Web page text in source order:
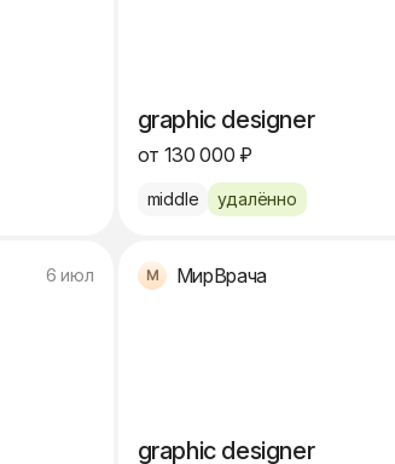
graphic designer
от 130 000 ₽
middle удалённо
6 июл МирВрача
graphic designer